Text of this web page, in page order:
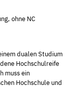
ohne NC
dualen Studium
Hochschulreife
muss ein
Hochschule und